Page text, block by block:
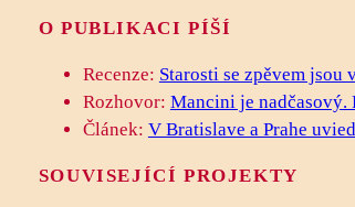
O PUBLIKACI PÍŠÍ
Recenze: Starosti se zpěvem
Rozhovor: Mancini je nadčasový.
Článek: V Bratislave a Prahe
SOUVISEJÍCÍ PROJEKTY